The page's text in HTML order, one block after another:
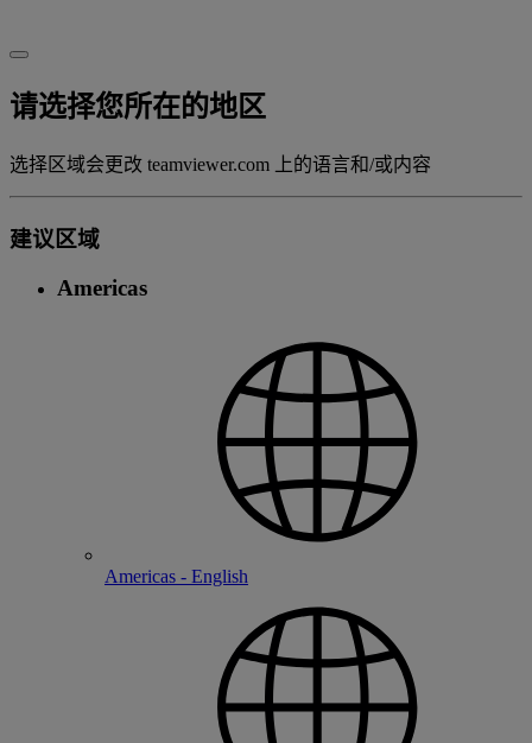
请选择您所在的地区
选择区域会更改 teamviewer.com 上的语言和/或内容
建议区域
Americas
Americas - English